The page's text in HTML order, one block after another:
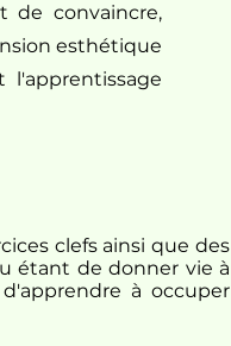
de convaincre,
esthétique
clefs ainsi que des
étant de donner vie à
à occuper